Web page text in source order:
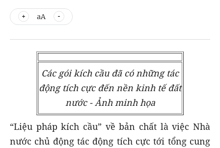
aA
Các gói kích cầu đã có những tác
động tích cực đến nền kinh tế đất
nước - Ảnh minh họa
“Liệu pháp kích cầu” về bản chất là việc Nhà
nước chủ động tác động tích cực tới tổng cung